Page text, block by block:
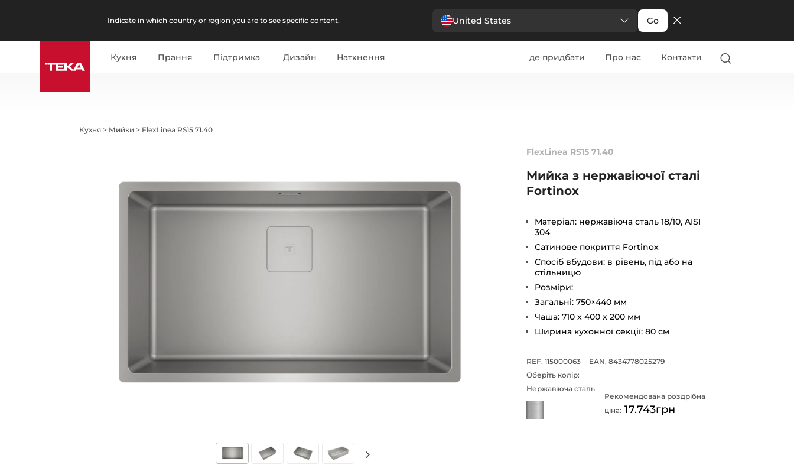
Indicate in which country or region you are to see specific content. United States Go
Кухня Прання Підтримка Дизайн Натхнення де придбати Про нас Контакти
Кухня > Мийки > FlexLinea RS15 71.40
FlexLinea RS15 71.40
Мийка з нержавіючої сталі
Fortinox
Матеріал: нержавіюча сталь 18/10, AISI
304
Сатинове покриття Fortinox
Спосіб вбудови: в рівень, під або на
стільницю
Розміри:
Загальні: 750×440 мм
Чаша: 710 x 400 x 200 мм
Ширина кухонної секції: 80 см
REF. 115000063
EAN. 8434778025279
Оберіть колір:
Нержавіюча сталь
Рекомендована роздрібна
ціна: 17.743грн